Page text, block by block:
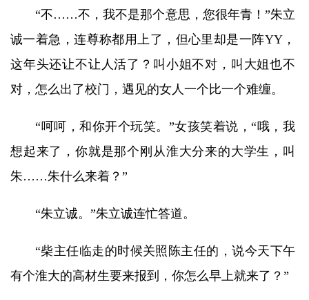
“不……不，我不是那个意思，您很年青！”朱立
诚一着急，连尊称都用上了，但心里却是一阵YY，
这年头还让不让人活了？叫小姐不对，叫大姐也不
对，怎么出了校门，遇见的女人一个比一个难缠。
“呵呵，和你开个玩笑。”女孩笑着说，“哦，我
想起来了，你就是那个刚从淮大分来的大学生，叫
朱……朱什么来着？”
“朱立诚。”朱立诚连忙答道。
“柴主任临走的时候关照陈主任的，说今天下午
有个淮大的高材生要来报到，你怎么早上就来了？”